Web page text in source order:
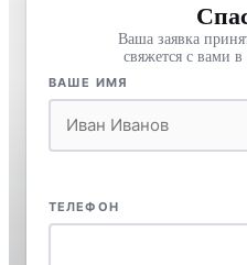
Ваша заявка
свяжется с вами
ВАШЕ ИМЯ
ТЕЛЕФОН